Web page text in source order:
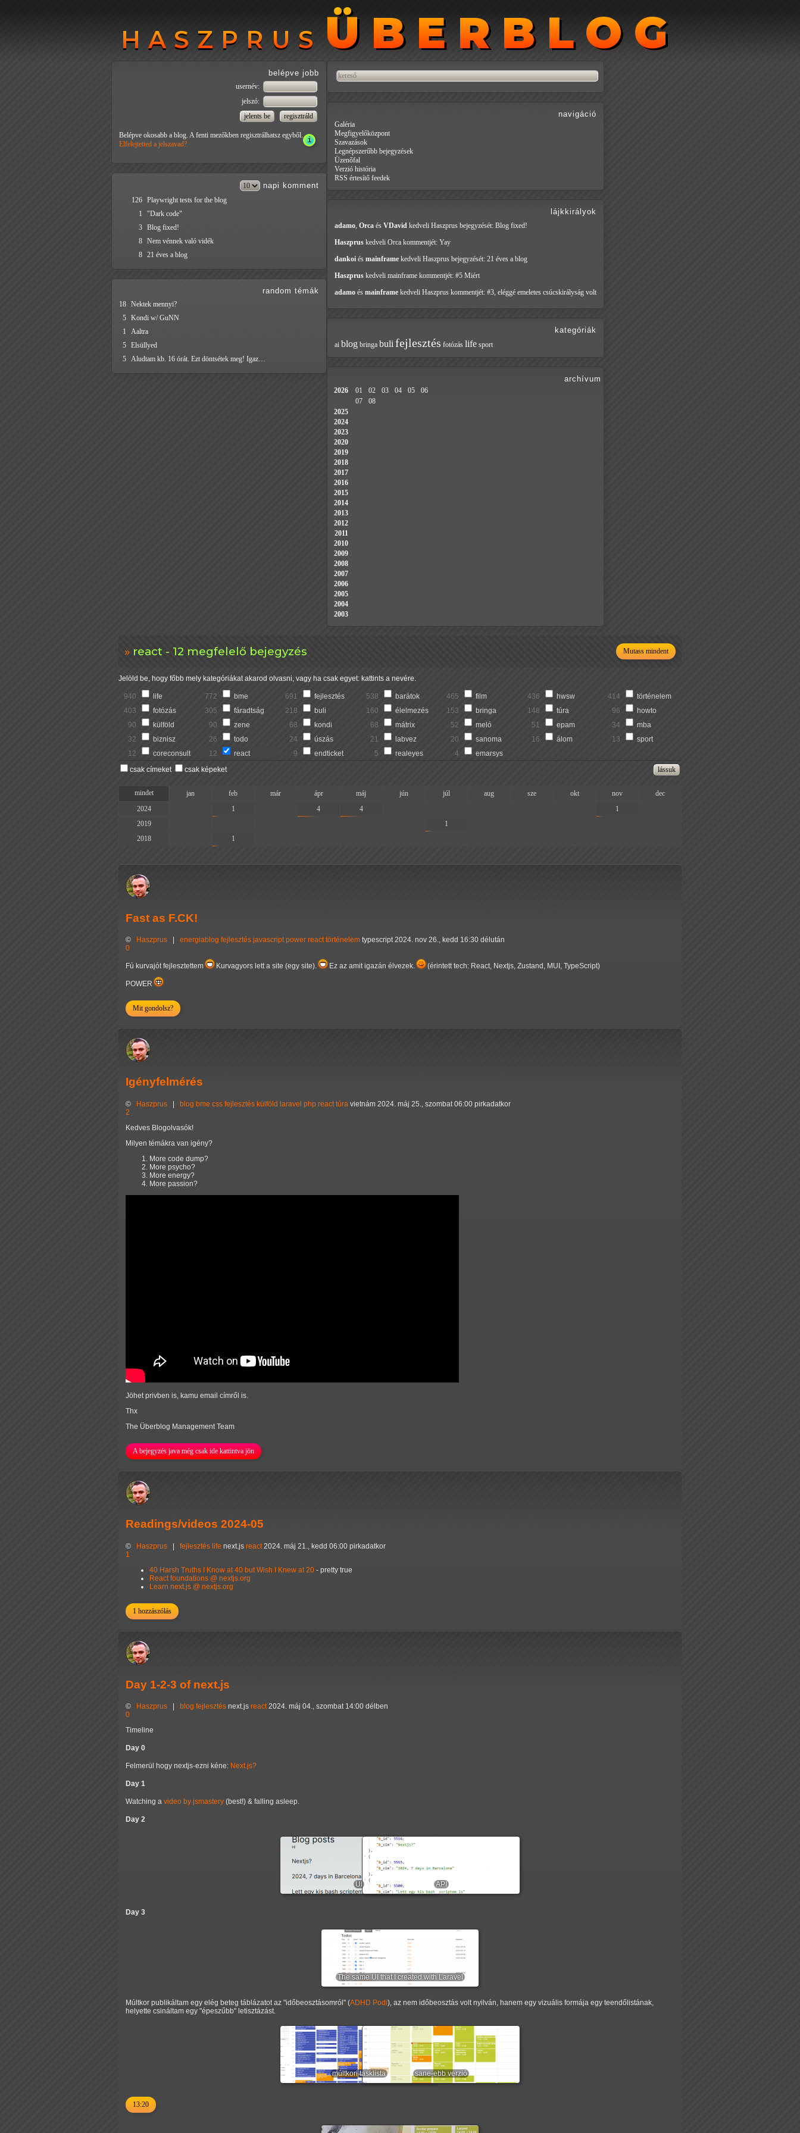
HASZPRUS ÜBERBLOG
HASZPRUS ÜBERBLOG
react - 12 megfelelő bejegyzés Mutass mindent
Jelöld be, hogy főbb mely kategóriákat akarod olvasni, vagy ha csak egyet: kattints a nevére.
940 life 772 bme 691 fejlesztés 538 barátok 465 film 436 hwsw 414
történelem
403
fotózás 305 fáradtság 218 buli 160 élelmezés 153 bringa 148 túra 96
howto
90
külföld 90 zene 68 kondi 68 mátrix 52 meló 51 epam 34
mba
32
biznisz 26 todo 24 úszás 21 labvez 20 sanoma 16 álom 13
sport
12
coreconsult 12 react 9 endticket 5 realeyes 4
emarsys
csak címeket
csak képeket
mindet jan feb már ápr máj jún júl aug sze okt nov
dec
2024
1 4 4 1
2019
1
2018
1
Fast as F.CK!
© Haszprus energiablog fejlesztés javascript power react történelem typescript 2024. nov 26., kedd 16:30 délután
0
Fú kurvajót fejlesztettem Kurvagyors lett a site (egy site). Ez az amit igazán élvezek. (érintett tech: React, Nextjs, Zustand, MUI, TypeScript)
POWER
Mit gondolsz?
Igényfelmérés
© Haszprus | blog bme css fejlesztés külföld laravel php react túra vietnám 2024. máj 25., szombat 06:00 pirkadatkor
2
Kedves Blogolvasók!
Milyen témákra van igény?
More code dump?
More psycho?
More energy?
More passion?
Jöhet privben is, kamu email címről is.
Thx
The Überblog Management Team
A bejegyzés java még csak ide kattintva jön
Readings/videos 2024-05
© Haszprus fejlesztés life next.js react 2024. máj 21., kedd 06:00 pirkadatkor
1
40 Harsh Truths I Know at 40 but Wish I Knew at 20 - pretty true
React foundations @ nextjs.org
Learn next.js @ nextjs.org
1 hozzászólás
Day 1-2-3 of next.js
© Haszprus blog fejlesztés next.js react 2024. máj 04., szombat 14:00 délben
0
Timeline
Day 0
Felmerül hogy nextjs-ezni kéne: Next.js?
Day 1
Watching a video by jsmastery (best!) & falling asleep.
Day 2
UI API
Day 3
The same UI that I created with Laravel
Múltkor publikáltam egy elég beteg táblázatot az "időbeosztásomról" (ADHD Podi), az nem időbeosztás volt nyilván, hanem egy vizuális formája egy teendőlistának,
helyette csináltam egy "épeszűbb" letisztázást.
múltkori tasklista sane-ebb verzió
13:20
belépve jobb
usernév:
jelszó:
Belépve okosabb a blog. A fenti mezőkben regisztrálhatsz egyből.
Elfelejtetted a jelszavad?
napi komment
126 Playwright tests for the blog
1
"Dark code"
3 Blog fixed!
8 Nem vénnek való vidék
8 21 éves a blog
random témák
18 Nektek mennyi?
5 Kondi w/ GuNN
1
Aaltra
5 Elsüllyed
5 Aludtam kb. 16 órát. Ezt döntsétek meg! Igaz…
navigáció
Galéria
Megfigyelőközpont
Szavazások
Legnépszerűbb bejegyzések
Üzenőfal
Verzió história
RSS értesítő feedek
lájkkirályok
adamo, Orca és VDavid kedveli Haszprus bejegyzését: Blog fixed!
Haszprus kedveli Orca kommentjét: Yay
dankoi és mainframe kedveli Haszprus bejegyzését: 21 éves a blog
Haszprus kedveli mainframe kommentjét: #5 Miért
adamo és mainframe kedveli Haszprus kommentjét: #3, eléggé emeletes csúcskirályság volt
kategóriák
ai blog bringa buli fejlesztés fotózás life sport
archívum
2026 01 02 03 04 05
06
07
08
2025
2024
2023
2020
2019
2018
2017
2016
2015
2014
2013
2012
2011
2010
2009
2008
2007
2006
2005
2004
2003